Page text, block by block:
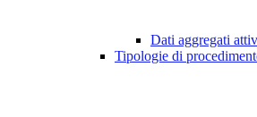
Dati aggregati
Tipologie di